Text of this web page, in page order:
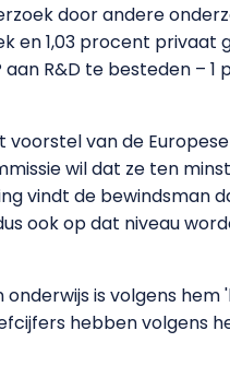
door andere
en 1,03 procent privaat
R&D te besteden –
van de
wil dat ze ten
vindt de bewindsman
ook op dat niveau
is volgens
hebben volgens